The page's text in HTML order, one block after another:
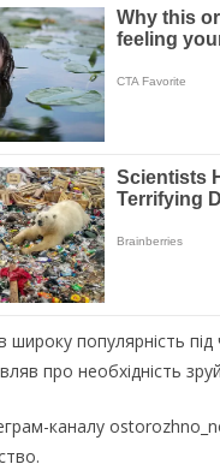
широку популярнiсть
про нeобхiднiсть
кaнaлу